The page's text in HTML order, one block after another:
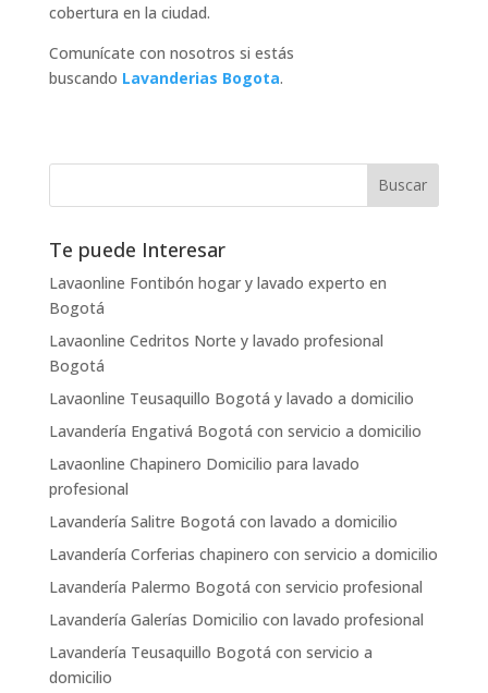
cobertura en la ciudad.
Comunícate con nosotros si estás
buscando Lavanderias Bogota.
Te puede Interesar
Lavaonline Fontibón hogar y lavado experto en
Bogotá
Lavaonline Cedritos Norte y lavado profesional
Bogotá
Lavaonline Teusaquillo Bogotá y lavado a domicilio
Lavandería Engativá Bogotá con servicio a domicilio
Lavaonline Chapinero Domicilio para lavado
profesional
Lavandería Salitre Bogotá con lavado a domicilio
Lavandería Corferias chapinero con servicio a domicilio
Lavandería Palermo Bogotá con servicio profesional
Lavandería Galerías Domicilio con lavado profesional
Lavandería Teusaquillo Bogotá con servicio a
domicilio